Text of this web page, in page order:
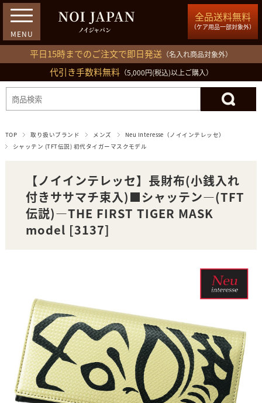
全品送料無料
（ケア用品一部対象外）
平日15時までのご注文で即日発送 （名入れ商品対象外）
代引き手数料無料（5,000円(税込)以上ご購入）
03-5809-1212
ログイン 会員登録 買い物カゴ
TOP 取り扱いブランド メンズ
Neu Interesse（ノイインテレッセ）
シャッテン (TFT伝説) 初代タイガーマスクモデル
【ノイインテレッセ】長財布(小銭入れ
付きササマチ束入)■シャッテン―(TFT
伝説)―THE FIRST TIGER MASK
model [3137]